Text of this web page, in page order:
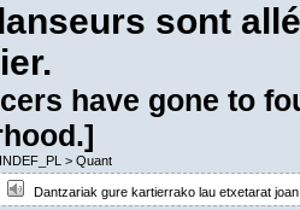
sont
have gone to
INDEF_PL > Quant
Dantzariak gure kartierrako lau etxetarat